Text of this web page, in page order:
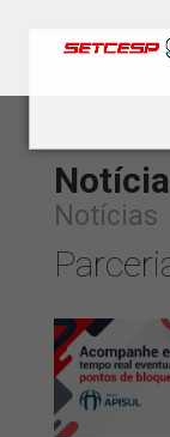
Notícias